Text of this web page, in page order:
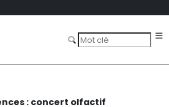
: concert olfactif